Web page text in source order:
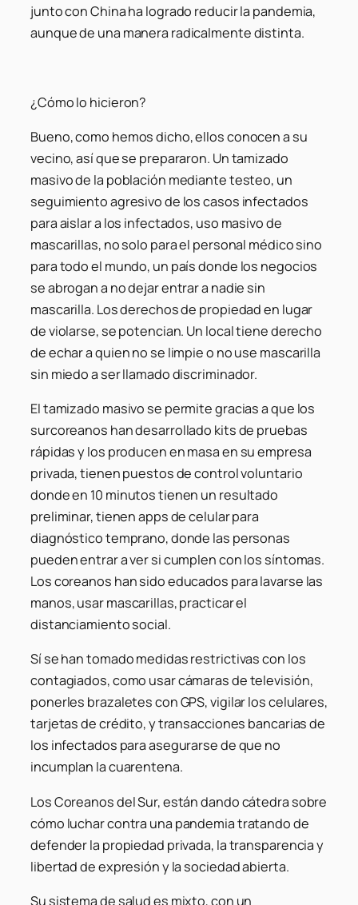
junto con China ha logrado reducir la pandemia,
aunque de una manera radicalmente distinta.
¿Cómo lo hicieron?
Bueno, como hemos dicho, ellos conocen a su
vecino, así que se prepararon. Un tamizado
masivo de la población mediante testeo, un
seguimiento agresivo de los casos infectados
para aislar a los infectados, uso masivo de
mascarillas, no solo para el personal médico sino
para todo el mundo, un país donde los negocios
se abrogan a no dejar entrar a nadie sin
mascarilla. Los derechos de propiedad en lugar
de violarse, se potencian. Un local tiene derecho
de echar a quien no se limpie o no use mascarilla
sin miedo a ser llamado discriminador.
El tamizado masivo se permite gracias a que los
surcoreanos han desarrollado kits de pruebas
rápidas y los producen en masa en su empresa
privada, tienen puestos de control voluntario
donde en 10 minutos tienen un resultado
preliminar, tienen apps de celular para
diagnóstico temprano, donde las personas
pueden entrar a ver si cumplen con los síntomas.
Los coreanos han sido educados para lavarse las
manos, usar mascarillas, practicar el
distanciamiento social.
Sí se han tomado medidas restrictivas con los
contagiados, como usar cámaras de televisión,
ponerles brazaletes con GPS, vigilar los celulares,
tarjetas de crédito, y transacciones bancarias de
los infectados para asegurarse de que no
incumplan la cuarentena.
Los Coreanos del Sur, están dando cátedra sobre
cómo luchar contra una pandemia tratando de
defender la propiedad privada, la transparencia y
libertad de expresión y la sociedad abierta.
Su sistema de salud es mixto, con un